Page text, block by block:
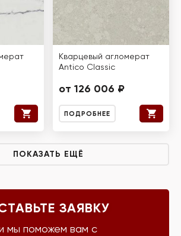
Кварцевый агломерат
Antico Classic
от 126 006 ₽
ПОДРОБНЕЕ
ПОКАЗАТЬ ЕЩЁ
ЗАЯВКУ
мы поможем вам с